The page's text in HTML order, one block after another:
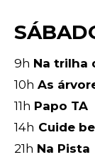
9h Na trilha
10h As
11h Papo TA
14h Cuide
21h Na Pista